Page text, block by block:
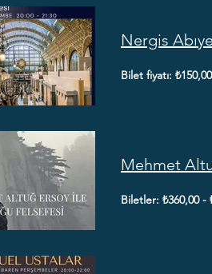
Nergis
Bilet fiyatı: ₺150,00
Mehmet
Biletler: ₺360,00 -